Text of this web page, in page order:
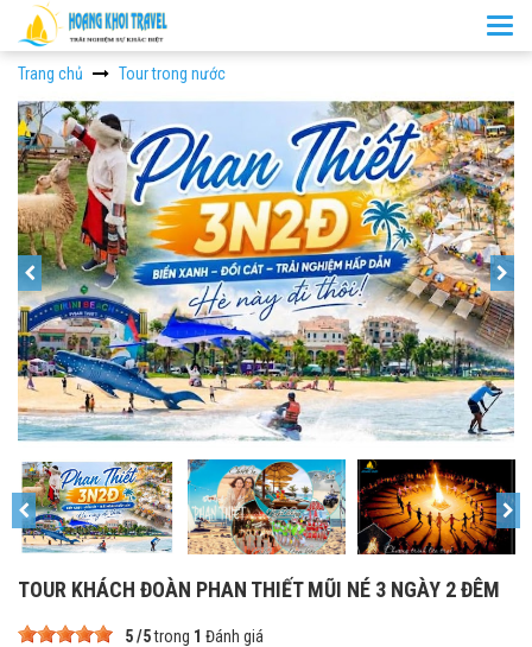
Trang chủ
Tour trong nước
TOUR KHÁCH ĐOÀN PHAN THIẾT MŨI NÉ 3 NGÀY 2 ĐÊM
5/5trong 1 Đánh giá